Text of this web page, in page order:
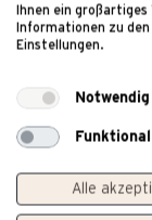
Branchen
Maschinen
Ihnen ein großartiges
Informationen zu den
Einstellungen.
Notwendig
Funktional
Alle